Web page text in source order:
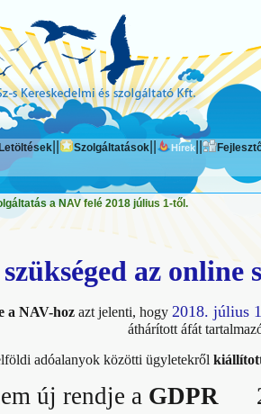
Letöltések Szolgáltatások Hírek
a NAV felé 2018 július 1-től.
az online
a NAV-hozazt jelenti, hogy 2018. július
áthárított áfát
adóalanyok közötti ügyletekről
új rendje a GDPR